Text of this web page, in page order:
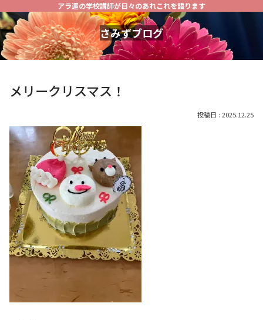
アラ還の学校講師が日々のあれこれを語ります
さみずブログ
メリークリスマス！
2025.12.25